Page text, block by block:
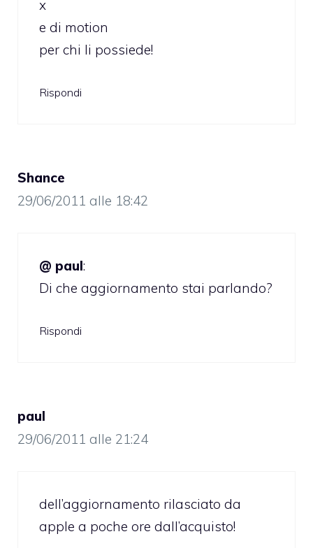
x
e di motion
per chi li possiede!
Rispondi
Shance
29/06/2011 alle 18:42
@ paul:
Di che aggiornamento stai parlando?
Rispondi
paul
29/06/2011 alle 21:24
dell’aggiornamento rilasciato da
apple a poche ore dall’acquisto!